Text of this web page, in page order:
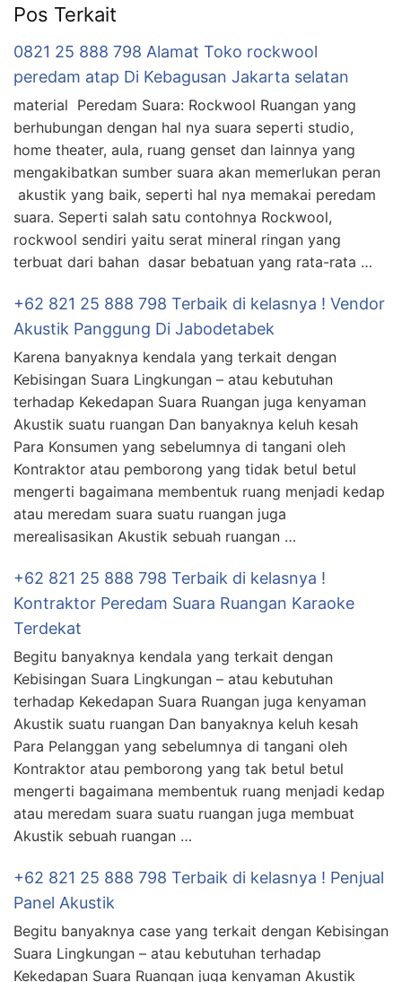
Pos Terkait
0821 25 888 798 Alamat Toko rockwool
peredam atap Di Kebagusan Jakarta selatan
material Peredam Suara: Rockwool Ruangan yang
berhubungan dengan hal nya suara seperti studio,
home theater, aula, ruang genset dan lainnya yang
mengakibatkan sumber suara akan memerlukan peran
akustik yang baik, seperti hal nya memakai peredam
suara. Seperti salah satu contohnya Rockwool,
rockwool sendiri yaitu serat mineral ringan yang
terbuat dari bahan dasar bebatuan yang rata-rata …
+62 821 25 888 798 Terbaik di kelasnya ! Vendor
Akustik Panggung Di Jabodetabek
Karena banyaknya kendala yang terkait dengan
Kebisingan Suara Lingkungan – atau kebutuhan
terhadap Kekedapan Suara Ruangan juga kenyaman
Akustik suatu ruangan Dan banyaknya keluh kesah
Para Konsumen yang sebelumnya di tangani oleh
Kontraktor atau pemborong yang tidak betul betul
mengerti bagaimana membentuk ruang menjadi kedap
atau meredam suara suatu ruangan juga
merealisasikan Akustik sebuah ruangan …
+62 821 25 888 798 Terbaik di kelasnya !
Kontraktor Peredam Suara Ruangan Karaoke
Terdekat
Begitu banyaknya kendala yang terkait dengan
Kebisingan Suara Lingkungan – atau kebutuhan
terhadap Kekedapan Suara Ruangan juga kenyaman
Akustik suatu ruangan Dan banyaknya keluh kesah
Para Pelanggan yang sebelumnya di tangani oleh
Kontraktor atau pemborong yang tak betul betul
mengerti bagaimana membentuk ruang menjadi kedap
atau meredam suara suatu ruangan juga membuat
Akustik sebuah ruangan …
+62 821 25 888 798 Terbaik di kelasnya ! Penjual
Panel Akustik
Begitu banyaknya case yang terkait dengan Kebisingan
Suara Lingkungan – atau kebutuhan terhadap
Kekedapan Suara Ruangan juga kenyaman Akustik